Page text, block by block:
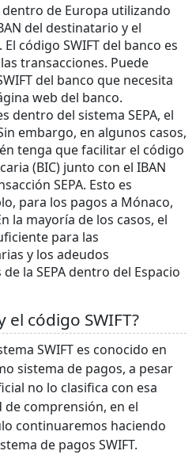
de Europa utilizando
del destinatario y el
código SWIFT del banco es
transacciones. Puede
del banco que necesita
web del banco.
dentro del sistema SEPA, el
embargo, en algunos casos,
tenga que facilitar el código
(BIC) junto con el IBAN
SEPA. Esto es
para los pagos a Mónaco,
la mayoría de los casos, el
para las
y los adeudos
la SEPA dentro del Espacio
el código SWIFT?
SWIFT es conocido en
sistema de pagos, a pesar
no lo clasifica con esa
de comprensión, en el
continuaremos haciendo
de pagos SWIFT.